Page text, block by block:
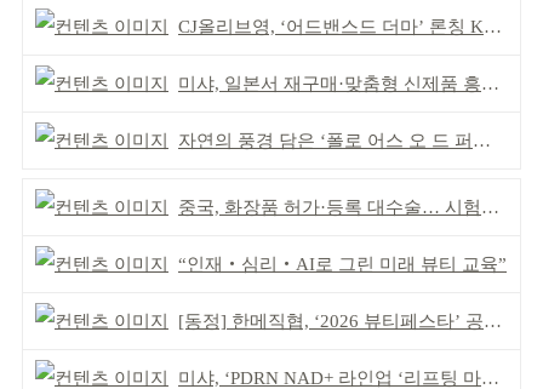
CJ올리브영, ‘어드밴스드 더마’ 론칭 K더마 육성 박차
미샤, 일본서 재구매·맞춤형 신제품 흥행 ‘쌍끌이’
자연의 풍경 담은 ‘폴로 어스 오 드 퍼퓸’ 4종 출시
중국, 화장품 허가·등록 대수술… 시험자료 공용 허용
“인재‧심리‧AI로 그린 미래 뷰티 교육”
[동정] 한메직협, ‘2026 뷰티페스타’ 공동 주최
미샤, ‘PDRN NAD+ 라인업 ‘리프팅 마스크’ 출시